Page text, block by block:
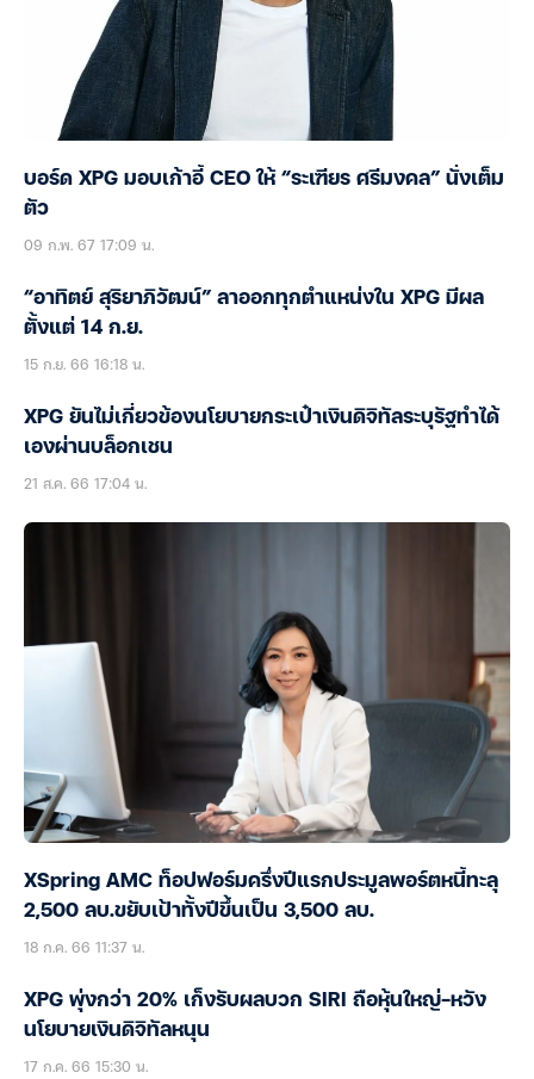
บอร์ด XPG มอบเก้าอี้ CEO ให้ “ระเฑียร ศรีมงคล” นั่งเต็ม
ตัว
09 ก.พ. 67 17:09 น.
“อาทิตย์ สุริยาภิวัฒน์” ลาออกทุกตำแหน่งใน XPG มีผล
ตั้งแต่ 14 ก.ย.
15 ก.ย. 66 16:18 น.
XPG ยันไม่เกี่ยวข้องนโยบายกระเป๋าเงินดิจิทัลระบุรัฐทำได้
เองผ่านบล็อกเชน
21 ส.ค. 66 17:04 น.
XSpring AMC ท็อปฟอร์มครึ่งปีแรกประมูลพอร์ตหนี้ทะลุ
2,500 ลบ.ขยับเป้าทั้งปีขึ้นเป็น 3,500 ลบ.
18 ก.ค. 66 11:37 น.
XPG พุ่งกว่า 20% เก็งรับผลบวก SIRI ถือหุ้นใหญ่-หวัง
นโยบายเงินดิจิทัลหนุน
17 ก.ค. 66 15:30 น.